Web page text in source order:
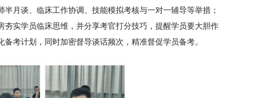
月谈、临床工作协调、技能模拟考核与一对一辅导等举措；
实学员临床思维，并分享考官打分技巧，提醒学员要大胆作
考计划，同时加密督导谈话频次，精准督促学员备考。